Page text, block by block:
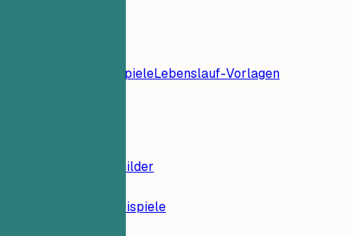
LebenslaufbeispieleLebenslauf-Vorlagen
Lebenslauf-Builder
Lebenslauf-Beispiele